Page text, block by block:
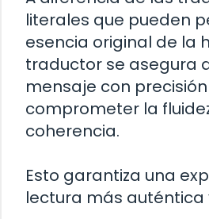
literales que pueden
esencia original de la
traductor se asegura
mensaje con
comprometer la
coherencia.
Esto garantiza una
lectura más auténtica